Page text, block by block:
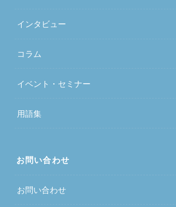
インタビュー
コラム
イベント・セミナー
用語集
お問い合わせ
お問い合わせ